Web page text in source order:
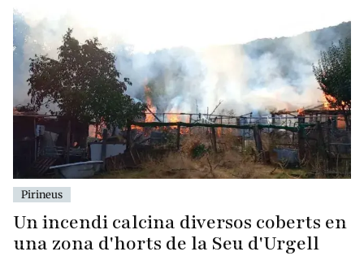
Pirineus
Un incendi calcina diversos coberts en
una zona d'horts de la Seu d'Urgell